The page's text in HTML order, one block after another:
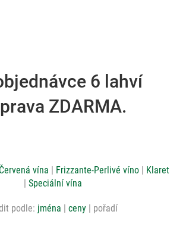
6 lahví
ZDARMA.
Červená vína Frizzante-Perlivé víno
Klaret
Speciální vína
podle: jména ceny pořadí